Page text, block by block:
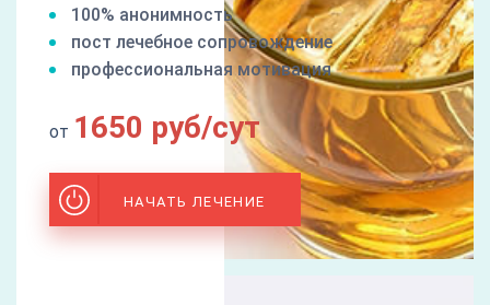
100% анонимность
пост лечебное сопровождение
профессиональная мотивация
от 1650 руб/сут
НАЧАТЬ ЛЕЧЕНИЕ